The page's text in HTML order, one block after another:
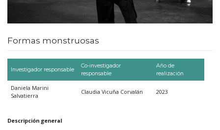
Formas monstruosas
Investigador responsable
Co-investigador
responsable
Año de
realización
Daniela Marini
Salvatierra
Claudia Vicuña Corvalán 2023
Descripción general